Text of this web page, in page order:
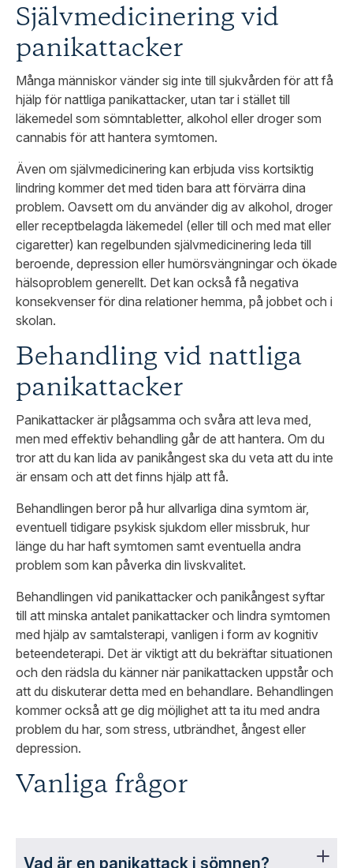
Självmedicinering vid
panikattacker
Många människor vänder sig inte till sjukvården för att få
hjälp för nattliga panikattacker, utan tar i stället till
läkemedel som sömntabletter, alkohol eller droger som
cannabis för att hantera symtomen.
Även om självmedicinering kan erbjuda viss kortsiktig
lindring kommer det med tiden bara att förvärra dina
problem. Oavsett om du använder dig av alkohol, droger
eller receptbelagda läkemedel (eller till och med mat eller
cigaretter) kan regelbunden självmedicinering leda till
beroende, depression eller humörsvängningar och ökade
hälsoproblem generellt. Det kan också få negativa
konsekvenser för dina relationer hemma, på jobbet och i
skolan.
Behandling vid nattliga
panikattacker
Panikattacker är plågsamma och svåra att leva med,
men med effektiv behandling går de att hantera. Om du
tror att du kan lida av panikångest ska du veta att du inte
är ensam och att det finns hjälp att få.
Behandlingen beror på hur allvarliga dina symtom är,
eventuell tidigare psykisk sjukdom eller missbruk, hur
länge du har haft symtomen samt eventuella andra
problem som kan påverka din livskvalitet.
Behandlingen vid panikattacker och panikångest syftar
till att minska antalet panikattacker och lindra symtomen
med hjälp av samtalsterapi, vanligen i form av kognitiv
beteendeterapi. Det är viktigt att du bekräftar situationen
och den rädsla du känner när panikattacken uppstår och
att du diskuterar detta med en behandlare. Behandlingen
kommer också att ge dig möjlighet att ta itu med andra
problem du har, som stress, utbrändhet, ångest eller
depression.
Vanliga frågor
Vad är en panikattack i sömnen?